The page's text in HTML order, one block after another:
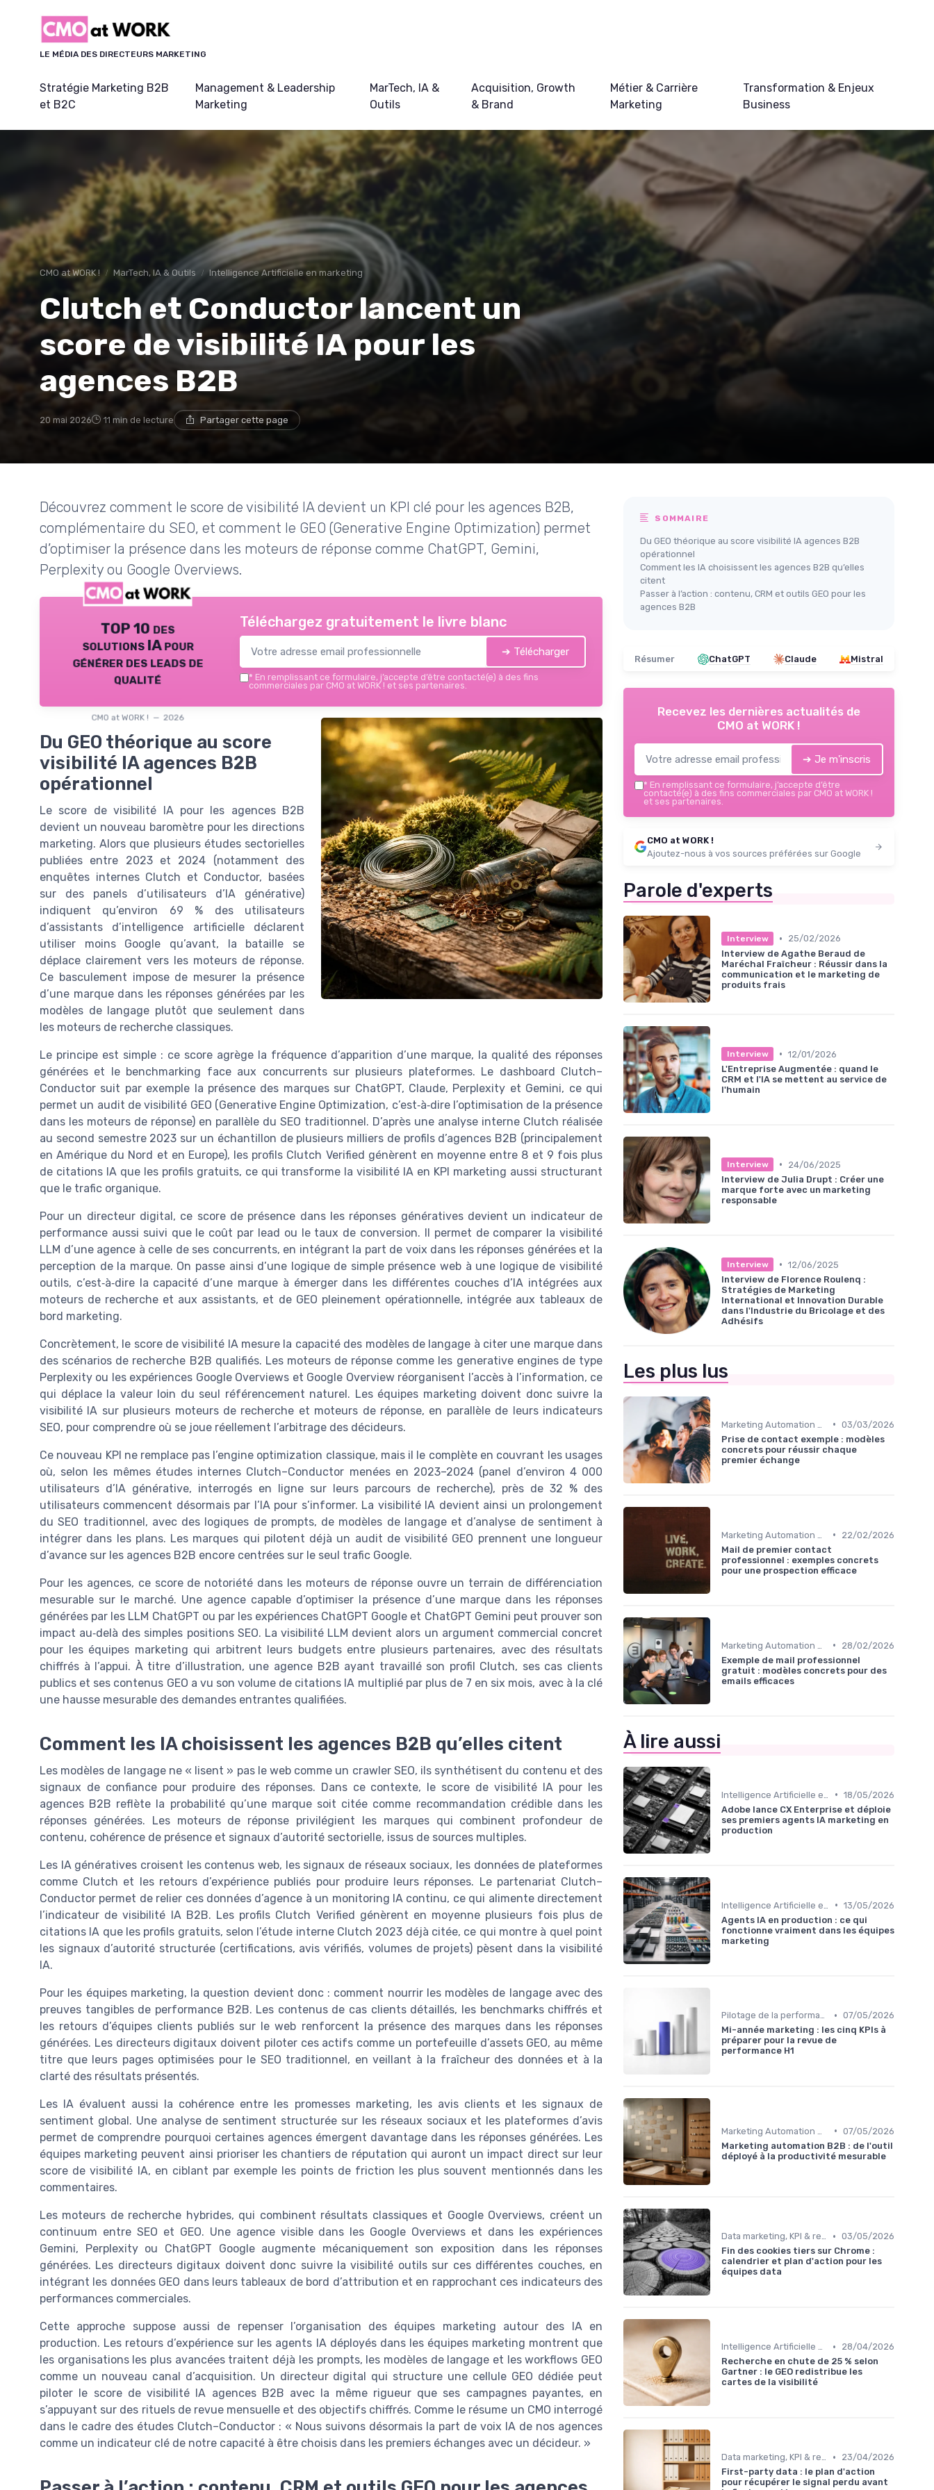
LE MÉDIA DES DIRECTEURS MARKETING
Stratégie Marketing B2B
et B2C
Management & Leadership
Marketing
MarTech, IA &
Outils
Acquisition, Growth
& Brand
Métier & Carrière
Marketing
Transformation & Enjeux
Business
CMO at WORK ! MarTech, IA & Outils Intelligence Artificielle en marketing
Clutch et Conductor lancent un
score de visibilité IA pour les
agences B2B
20 mai 2026 11 min de lecture Partager cette page
Découvrez comment le score de visibilité IA devient un KPI clé pour les agences B2B,
complémentaire du SEO, et comment le GEO (Generative Engine Optimization) permet
d’optimiser la présence dans les moteurs de réponse comme ChatGPT, Gemini,
Perplexity ou Google Overviews.
TOP 10 des
solutions IA pour
générer des leads de
qualité
CMO at WORK ! — 2026
Téléchargez gratuitement le livre blanc
➔ Télécharger
* En remplissant ce formulaire, j’accepte d’être contacté(e) à des fins
commerciales par CMO at WORK ! et ses partenaires.
Du GEO théorique au score
visibilité IA agences B2B
opérationnel
Le score de visibilité IA pour les agences B2B
devient un nouveau baromètre pour les directions
marketing. Alors que plusieurs études sectorielles
publiées entre 2023 et 2024 (notamment des
enquêtes internes Clutch et Conductor, basées
sur des panels d’utilisateurs d’IA générative)
indiquent qu’environ 69 % des utilisateurs
d’assistants d’intelligence artificielle déclarent
utiliser moins Google qu’avant, la bataille se
déplace clairement vers les moteurs de réponse.
Ce basculement impose de mesurer la présence
d’une marque dans les réponses générées par les
modèles de langage plutôt que seulement dans
les moteurs de recherche classiques.
Le principe est simple : ce score agrège la fréquence d’apparition d’une marque, la qualité des réponses
générées et le benchmarking face aux concurrents sur plusieurs plateformes. Le dashboard Clutch–
Conductor suit par exemple la présence des marques sur ChatGPT, Claude, Perplexity et Gemini, ce qui
permet un audit de visibilité GEO (Generative Engine Optimization, c’est‑à‑dire l’optimisation de la présence
dans les moteurs de réponse) en parallèle du SEO traditionnel. D’après une analyse interne Clutch réalisée
au second semestre 2023 sur un échantillon de plusieurs milliers de profils d’agences B2B (principalement
en Amérique du Nord et en Europe), les profils Clutch Verified génèrent en moyenne entre 8 et 9 fois plus
de citations IA que les profils gratuits, ce qui transforme la visibilité IA en KPI marketing aussi structurant
que le trafic organique.
Pour un directeur digital, ce score de présence dans les réponses génératives devient un indicateur de
performance aussi suivi que le coût par lead ou le taux de conversion. Il permet de comparer la visibilité
LLM d’une agence à celle de ses concurrents, en intégrant la part de voix dans les réponses générées et la
perception de la marque. On passe ainsi d’une logique de simple présence web à une logique de visibilité
outils, c’est‑à‑dire la capacité d’une marque à émerger dans les différentes couches d’IA intégrées aux
moteurs de recherche et aux assistants, et de GEO pleinement opérationnelle, intégrée aux tableaux de
bord marketing.
Concrètement, le score de visibilité IA mesure la capacité des modèles de langage à citer une marque dans
des scénarios de recherche B2B qualifiés. Les moteurs de réponse comme les generative engines de type
Perplexity ou les expériences Google Overviews et Google Overview réorganisent l’accès à l’information, ce
qui déplace la valeur loin du seul référencement naturel. Les équipes marketing doivent donc suivre la
visibilité IA sur plusieurs moteurs de recherche et moteurs de réponse, en parallèle de leurs indicateurs
SEO, pour comprendre où se joue réellement l’arbitrage des décideurs.
Ce nouveau KPI ne remplace pas l’engine optimization classique, mais il le complète en couvrant les usages
où, selon les mêmes études internes Clutch–Conductor menées en 2023–2024 (panel d’environ 4 000
utilisateurs d’IA générative, interrogés en ligne sur leurs parcours de recherche), près de 32 % des
utilisateurs commencent désormais par l’IA pour s’informer. La visibilité IA devient ainsi un prolongement
du SEO traditionnel, avec des logiques de prompts, de modèles de langage et d’analyse de sentiment à
intégrer dans les plans. Les marques qui pilotent déjà un audit de visibilité GEO prennent une longueur
d’avance sur les agences B2B encore centrées sur le seul trafic Google.
Pour les agences, ce score de notoriété dans les moteurs de réponse ouvre un terrain de différenciation
mesurable sur le marché. Une agence capable d’optimiser la présence d’une marque dans les réponses
générées par les LLM ChatGPT ou par les expériences ChatGPT Google et ChatGPT Gemini peut prouver son
impact au‑delà des simples positions SEO. La visibilité LLM devient alors un argument commercial concret
pour les équipes marketing qui arbitrent leurs budgets entre plusieurs partenaires, avec des résultats
chiffrés à l’appui. À titre d’illustration, une agence B2B ayant travaillé son profil Clutch, ses cas clients
publics et ses contenus GEO a vu son volume de citations IA multiplié par plus de 7 en six mois, avec à la clé
une hausse mesurable des demandes entrantes qualifiées.
Comment les IA choisissent les agences B2B qu’elles citent
Les modèles de langage ne « lisent » pas le web comme un crawler SEO, ils synthétisent du contenu et des
signaux de confiance pour produire des réponses. Dans ce contexte, le score de visibilité IA pour les
agences B2B reflète la probabilité qu’une marque soit citée comme recommandation crédible dans les
réponses générées. Les moteurs de réponse privilégient les marques qui combinent profondeur de
contenu, cohérence de présence et signaux d’autorité sectorielle, issus de sources multiples.
Les IA génératives croisent les contenus web, les signaux de réseaux sociaux, les données de plateformes
comme Clutch et les retours d’expérience publiés pour produire leurs réponses. Le partenariat Clutch–
Conductor permet de relier ces données d’agence à un monitoring IA continu, ce qui alimente directement
l’indicateur de visibilité IA B2B. Les profils Clutch Verified génèrent en moyenne plusieurs fois plus de
citations IA que les profils gratuits, selon l’étude interne Clutch 2023 déjà citée, ce qui montre à quel point
les signaux d’autorité structurée (certifications, avis vérifiés, volumes de projets) pèsent dans la visibilité
IA.
Pour les équipes marketing, la question devient donc : comment nourrir les modèles de langage avec des
preuves tangibles de performance B2B. Les contenus de cas clients détaillés, les benchmarks chiffrés et
les retours d’équipes clients publiés sur le web renforcent la présence des marques dans les réponses
générées. Les directeurs digitaux doivent piloter ces actifs comme un portefeuille d’assets GEO, au même
titre que leurs pages optimisées pour le SEO traditionnel, en veillant à la fraîcheur des données et à la
clarté des résultats présentés.
Les IA évaluent aussi la cohérence entre les promesses marketing, les avis clients et les signaux de
sentiment global. Une analyse de sentiment structurée sur les réseaux sociaux et les plateformes d’avis
permet de comprendre pourquoi certaines agences émergent davantage dans les réponses générées. Les
équipes marketing peuvent ainsi prioriser les chantiers de réputation qui auront un impact direct sur leur
score de visibilité IA, en ciblant par exemple les points de friction les plus souvent mentionnés dans les
commentaires.
Les moteurs de recherche hybrides, qui combinent résultats classiques et Google Overviews, créent un
continuum entre SEO et GEO. Une agence visible dans les Google Overviews et dans les expériences
Gemini, Perplexity ou ChatGPT Google augmente mécaniquement son exposition dans les réponses
générées. Les directeurs digitaux doivent donc suivre la visibilité outils sur ces différentes couches, en
intégrant les données GEO dans leurs tableaux de bord d’attribution et en rapprochant ces indicateurs des
performances commerciales.
Cette approche suppose aussi de repenser l’organisation des équipes marketing autour des IA en
production. Les retours d’expérience sur les agents IA déployés dans les équipes marketing montrent que
les organisations les plus avancées traitent déjà les prompts, les modèles de langage et les workflows GEO
comme un nouveau canal d’acquisition. Un directeur digital qui structure une cellule GEO dédiée peut
piloter le score de visibilité IA agences B2B avec la même rigueur que ses campagnes payantes, en
s’appuyant sur des rituels de revue mensuelle et des objectifs chiffrés. Comme le résume un CMO interrogé
dans le cadre des études Clutch–Conductor : « Nous suivons désormais la part de voix IA de nos agences
comme un indicateur clé de notre capacité à être choisis dans les premiers échanges avec un décideur. »
SOMMAIRE
Du GEO théorique au score visibilité IA agences B2B
opérationnel
Comment les IA choisissent les agences B2B qu’elles
citent
Passer à l’action : contenu, CRM et outils GEO pour les
agences B2B
Résumer ChatGPT Claude Mistral
Recevez les dernières actualités de
CMO at WORK !
➔ Je m'inscris
* En remplissant ce formulaire, j’accepte d’être
contacté(e) à des fins commerciales par CMO at WORK !
et ses partenaires.
CMO at WORK !
Ajoutez-nous à vos sources préférées sur Google
Parole d'experts
Interview •
25/02/2026
Interview de Agathe Beraud de
Maréchal Fraîcheur : Réussir dans la
communication et le marketing de
produits frais
Interview • 12/01/2026
L'Entreprise Augmentée : quand le
CRM et l'IA se mettent au service de
l'humain
Interview •
24/06/2025
Interview de Julia Drupt : Créer une
marque forte avec un marketing
responsable
Interview • 12/06/2025
Interview de Florence Roulenq :
Stratégies de Marketing
International et Innovation Durable
dans l'Industrie du Bricolage et des
Adhésifs
Les plus lus
• 03/03/2026
Prise de contact exemple : modèles
concrets pour réussir chaque
premier échange
•
22/02/2026
Mail de premier contact
professionnel : exemples concrets
pour une prospection efficace
•
28/02/2026
Exemple de mail professionnel
gratuit : modèles concrets pour des
emails efficaces
À lire aussi
• 18/05/2026
Adobe lance CX Enterprise et déploie
ses premiers agents IA marketing en
production
• 13/05/2026
Agents IA en production : ce qui
fonctionne vraiment dans les équipes
marketing
Pilotage de la performance marketing • 07/05/2026
Mi-année marketing : les cinq KPIs à
préparer pour la revue de
performance H1
• 07/05/2026
Marketing automation B2B : de l'outil
déployé à la productivité mesurable
Data marketing, KPI & reporting • 03/05/2026
Fin des cookies tiers sur Chrome :
calendrier et plan d'action pour les
équipes data
Intelligence Artificielle en marketing •
28/04/2026
Recherche en chute de 25 % selon
Gartner : le GEO redistribue les
cartes de la visibilité
Data marketing, KPI & reporting •
23/04/2026
First-party data : le plan d'action
pour récupérer le signal perdu avant